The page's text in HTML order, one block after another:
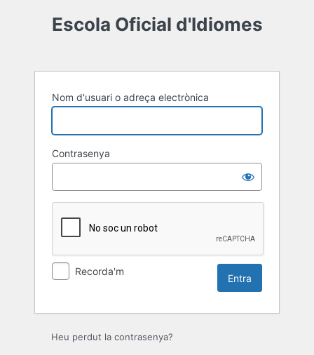
Escola Oficial d'Idiomes
Nom d'usuari o adreça electrònica
Contrasenya
Recorda'm
Heu perdut la contrasenya?